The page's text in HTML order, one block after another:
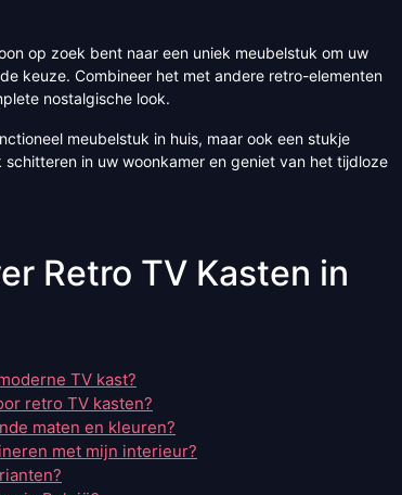
op zoek bent naar een uniek meubelstuk om uw
keuze. Combineer het met andere retro-elementen
nostalgische look.
meubelstuk in huis, maar ook een stukje
in uw woonkamer en geniet van het tijdloze
Retro TV Kasten in
TV kast?
retro TV kasten?
maten en kleuren?
met mijn interieur?